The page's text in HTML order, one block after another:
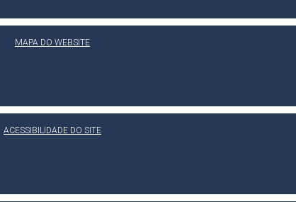
MAPA DO WEBSITE
ACESSIBILIDADE DO SITE